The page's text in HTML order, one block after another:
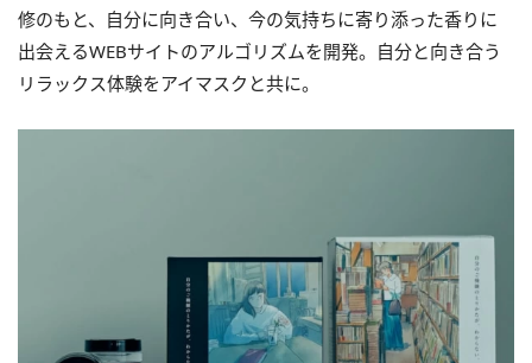
修のもと、自分に向き合い、今の気持ちに寄り添った香りに
出会えるWEBサイトのアルゴリズムを開発。自分と向き合う
リラックス体験をアイマスクと共に。